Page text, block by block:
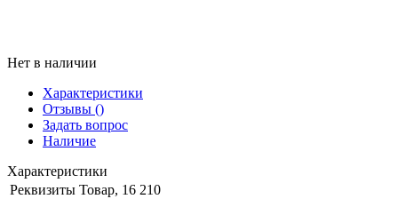
Нет в наличии
Характеристики
Отзывы ()
Задать вопрос
Наличие
Характеристики
Реквизиты Товар, 16 210